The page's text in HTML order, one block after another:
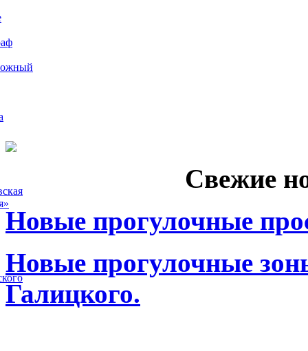
Свежие
Новые прогулочные
Новые прогулочные
Галицкого.